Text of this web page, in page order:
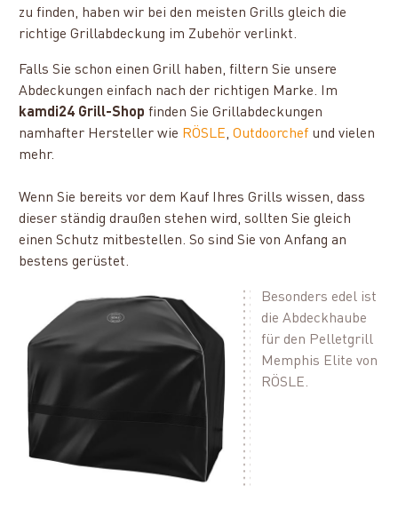
zu finden, haben wir bei den meisten Grills gleich die
richtige Grillabdeckung im Zubehör verlinkt.
Falls Sie schon einen Grill haben, filtern Sie unsere
Abdeckungen einfach nach der richtigen Marke. Im
kamdi24 Grill-Shop finden Sie Grillabdeckungen
namhafter Hersteller wie RÖSLE,Outdoorchef und vielen
mehr.
Wenn Sie bereits vor dem Kauf Ihres Grills wissen, dass
dieser ständig draußen stehen wird, sollten Sie gleich
einen Schutz mitbestellen. So sind Sie von Anfang an
bestens gerüstet.
Besonders edel ist
die Abdeckhaube
für den Pelletgrill
Memphis Elite von
RÖSLE.